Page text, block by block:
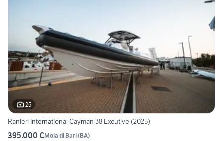
25
Ranieri International Cayman 38 Excutive (2025)
395.000 €Mola di Bari(BA)